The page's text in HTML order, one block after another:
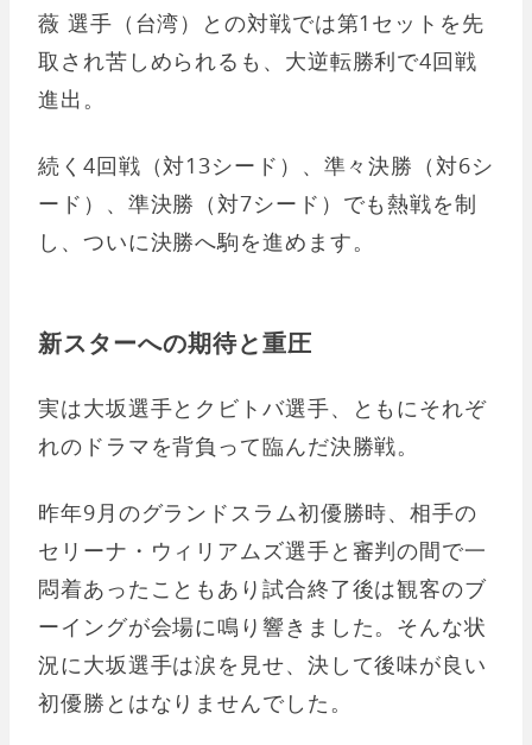
薇 選手（台湾）との対戦では第1セットを先
取され苦しめられるも、大逆転勝利で4回戦
進出。
続く4回戦（対13シード）、準々決勝（対6シ
ード）、準決勝（対7シード）でも熱戦を制
し、ついに決勝へ駒を進めます。
新スターへの期待と重圧
実は大坂選手とクビトバ選手、ともにそれぞ
れのドラマを背負って臨んだ決勝戦。
昨年9月のグランドスラム初優勝時、相手の
セリーナ・ウィリアムズ選手と審判の間で一
悶着あったこともあり試合終了後は観客のブ
ーイングが会場に鳴り響きました。そんな状
況に大坂選手は涙を見せ、決して後味が良い
初優勝とはなりませんでした。